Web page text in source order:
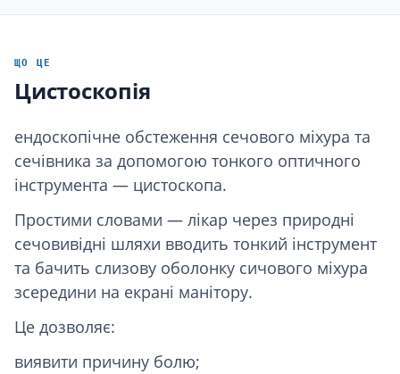
ЩО ЦЕ
Цистоскопія
ендоскопічне обстеження сечового міхура та
сечівника за допомогою тонкого оптичного
інструмента — цистоскопа.
Простими словами — лікар через природні
сечовивідні шляхи вводить тонкий інструмент
та бачить слизову оболонку сичового міхура
зсередини на екрані манітору.
Це дозволяє:
виявити причину болю;